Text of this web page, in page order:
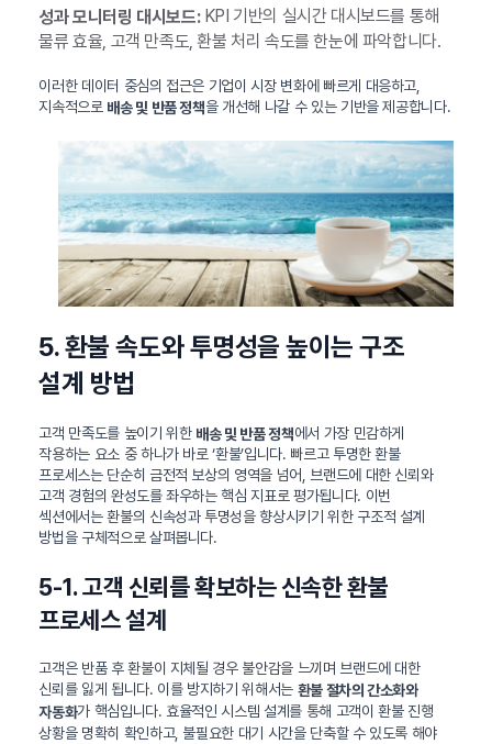
성과 모니터링 대시보드:KPI 기반의 실시간 대시보드를 통해
물류 효율, 고객 만족도, 환불 처리 속도를 한눈에 파악합니다.
이러한 데이터 중심의 접근은 기업이 시장 변화에 빠르게 대응하고,
지속적으로 배송 및 반품 정책을 개선해 나갈 수 있는 기반을 제공합니다.
5. 환불 속도와 투명성을 높이는 구조
설계 방법
고객 만족도를 높이기 위한 배송 및 반품 정책에서 가장 민감하게
작용하는 요소 중 하나가 바로 ‘환불’입니다. 빠르고 투명한 환불
프로세스는 단순히 금전적 보상의 영역을 넘어, 브랜드에 대한 신뢰와
고객 경험의 완성도를 좌우하는 핵심 지표로 평가됩니다. 이번
섹션에서는 환불의 신속성과 투명성을 향상시키기 위한 구조적 설계
방법을 구체적으로 살펴봅니다.
5-1. 고객 신뢰를 확보하는 신속한 환불
프로세스 설계
고객은 반품 후 환불이 지체될 경우 불안감을 느끼며 브랜드에 대한
신뢰를 잃게 됩니다. 이를 방지하기 위해서는 환불 절차의 간소화와
자동화가 핵심입니다. 효율적인 시스템 설계를 통해 고객이 환불 진행
상황을 명확히 확인하고, 불필요한 대기 시간을 단축할 수 있도록 해야